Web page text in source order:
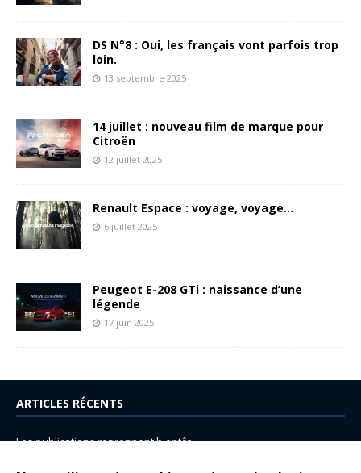
DS N°8 : Oui, les français vont parfois trop
loin.
13 septembre 2025
14 juillet : nouveau film de marque pour
Citroën
12 juillet 2025
Renault Espace : voyage, voyage…
6 juillet 2025
Peugeot E-208 GTi : naissance d’une
légende
17 juin 2025
ARTICLES RÉCENTS
Les publications reprennent bientôt…